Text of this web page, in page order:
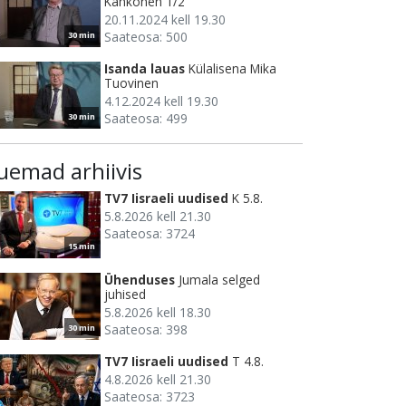
30 min
20.11.2024 kell 19.30
Saateosa: 500
30 min
Isanda lauas Külalisena Mika
Tuovinen
4.12.2024 kell 19.30
Saateosa: 499
arhiivis
15 min
TV7 Iisraeli uudised K 5.8.
5.8.2026 kell 21.30
Saateosa: 3724
30 min
Ühenduses Jumala selged
juhised
5.8.2026 kell 18.30
Saateosa: 398
TV7 Iisraeli uudised T 4.8.
4.8.2026 kell 21.30
Saateosa: 3723